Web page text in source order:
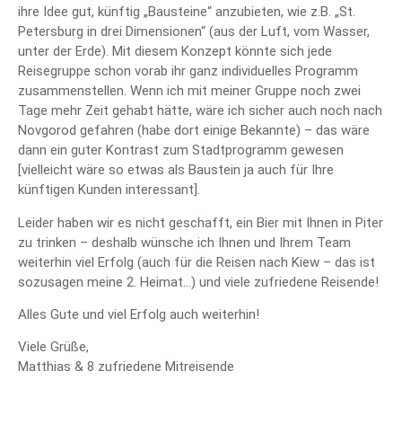
ihre Idee gut, künftig „Bausteine“ anzubieten, wie z.B. „St.
Petersburg in drei Dimensionen“ (aus der Luft, vom Wasser,
unter der Erde). Mit diesem Konzept könnte sich jede
Reisegruppe schon vorab ihr ganz individuelles Programm
zusammenstellen. Wenn ich mit meiner Gruppe noch zwei
Tage mehr Zeit gehabt hätte, wäre ich sicher auch noch nach
Novgorod gefahren (habe dort einige Bekannte) – das wäre
dann ein guter Kontrast zum Stadtprogramm gewesen
[vielleicht wäre so etwas als Baustein ja auch für Ihre
künftigen Kunden interessant].
Leider haben wir es nicht geschafft, ein Bier mit Ihnen in Piter
zu trinken – deshalb wünsche ich Ihnen und Ihrem Team
weiterhin viel Erfolg (auch für die Reisen nach Kiew – das ist
sozusagen meine 2. Heimat…) und viele zufriedene Reisende!
Alles Gute und viel Erfolg auch weiterhin!
Viele Grüße,
Matthias & 8 zufriedene Mitreisende